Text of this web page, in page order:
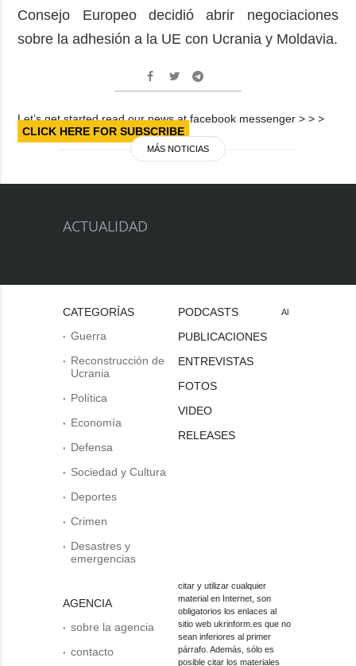
Consejo Europeo decidió abrir negociaciones
sobre la adhesión a la UE con Ucrania y Moldavia.
Let’s get started read our news at facebook messenger > > >
CLICK HERE FOR SUBSCRIBE
MÁS NOTICIAS
ACTUALIDAD
CATEGORÍAS
Guerra
Reconstrucción de
Ucrania
Política
Economía
Defensa
Sociedad y Cultura
Deportes
Crimen
Desastres y
emergencias
AGENCIA
sobre la agencia
contacto
PODCASTS
PUBLICACIONES
ENTREVISTAS
FOTOS
VIDEO
RELEASES
Al
citar y utilizar cualquier
material en Internet, son
obligatorios los enlaces al
sitio web ukrinform.es que no
sean inferiores al primer
párrafo. Además, sólo es
posible citar los materiales